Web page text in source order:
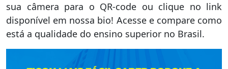
sua câmera para o QR-code ou clique no link
disponível em nossa bio! Acesse e compare como
está a qualidade do ensino superior no Brasil.